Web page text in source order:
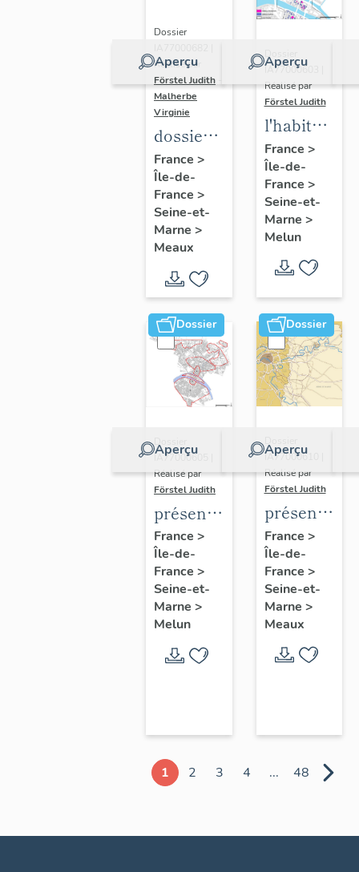
Aperçu
Dossier
Réalisé par
Förstel Judith
Malherbe
Virginie
dossier
collectif
sur les
cours
communes
du
Faubourg
Saint-
Nicolas
France >
Île-de-
France >
Seine-et-
Marne >
Meaux
Aperçu
IA77000603 |
Réalisé par
Förstel Judith
l'habitat
à Melun
France >
Île-de-
France >
Seine-et-
Marne >
Melun
Dossier
Aperçu
IA77000605 |
Réalisé par
Förstel Judith
présentation
de
l'étude
du
patrimoine
de
Melun
France >
Île-de-
France >
Seine-et-
Marne >
Melun
Dossier
Aperçu
IA77000610 |
Réalisé par
Förstel Judith
de
l'étude
du
patrimoine
de
Meaux
France >
Île-de-
France >
Seine-et-
Marne >
Meaux
1 2 3 4 ... 48